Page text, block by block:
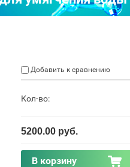
Добавить к сравнению
Кол-во:
5200.00 руб.
В корзину